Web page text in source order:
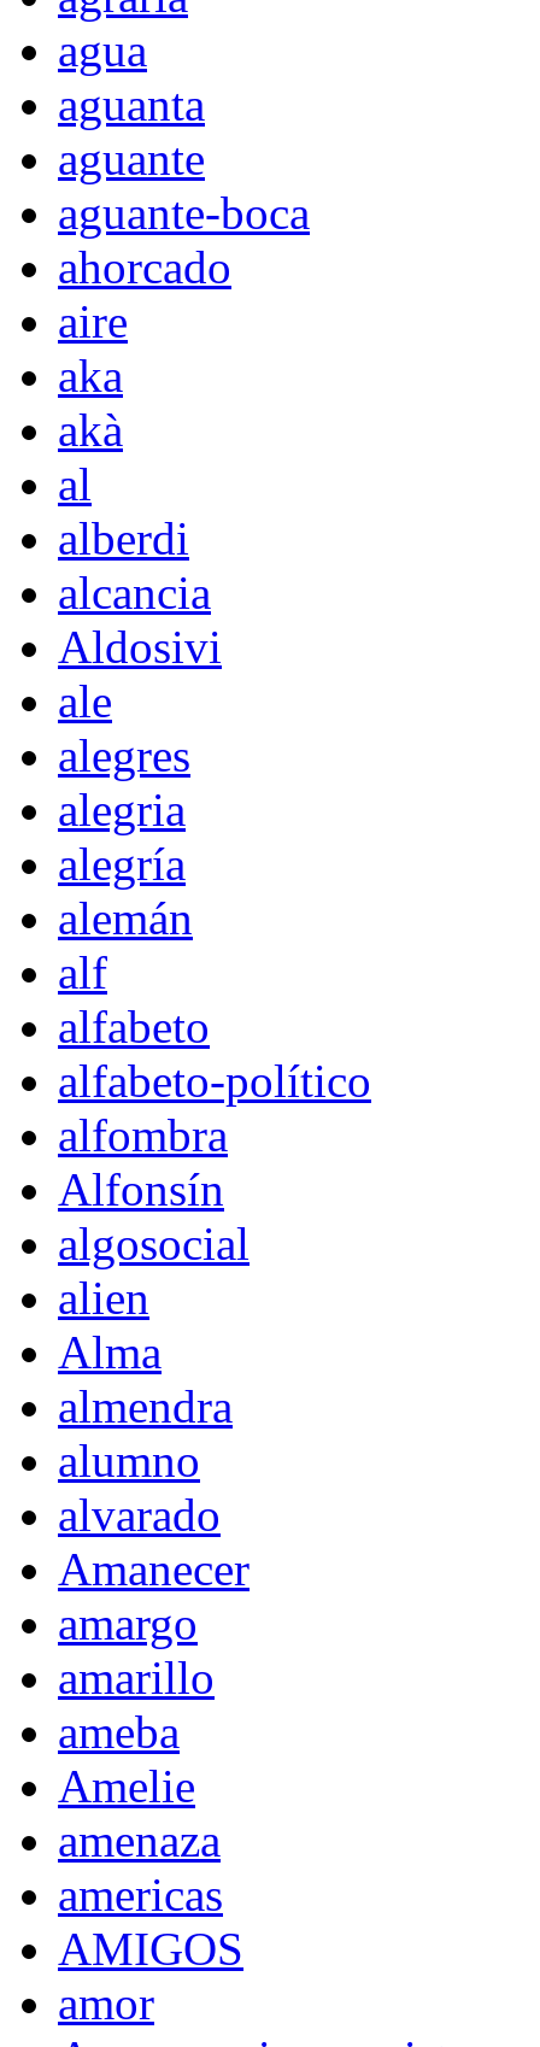
agua
aguanta
aguante
aguante-boca
ahorcado
aire
aka
akà
al
alberdi
alcancia
Aldosivi
ale
alegres
alegria
alegría
alemán
alf
alfabeto
alfabeto-político
alfombra
Alfonsín
algosocial
alien
Alma
almendra
alumno
alvarado
Amanecer
amargo
amarillo
ameba
Amelie
amenaza
americas
AMIGOS
amor